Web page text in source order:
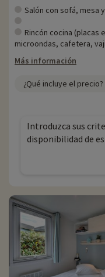
Salón con sofá, mesa
Rincón cocina
microondas, cafetera,
Más información
¿Qué incluye el precio?
Introduzca sus
disponibilidad de